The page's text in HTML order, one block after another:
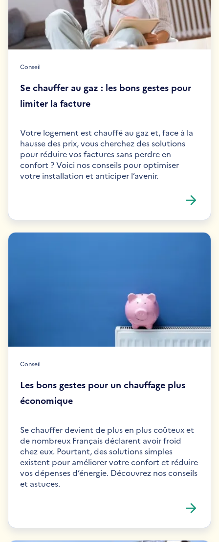
Conseil
Se chauffer au gaz : les bons gestes pour
limiter la facture
Votre logement est chauffé au gaz et, face à la
hausse des prix, vous cherchez des solutions
pour réduire vos factures sans perdre en
confort ? Voici nos conseils pour optimiser
votre installation et anticiper l’avenir.
Conseil
Les bons gestes pour un chauffage plus
économique
Se chauffer devient de plus en plus coûteux et
de nombreux Français déclarent avoir froid
chez eux. Pourtant, des solutions simples
existent pour améliorer votre confort et réduire
vos dépenses d’énergie. Découvrez nos conseils
et astuces.